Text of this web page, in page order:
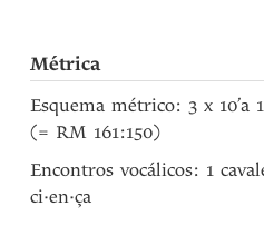
Métrica
Esquema métrico: 3 x 10’a
(= RM 161:150)
Encontros vocálicos: 1
ci·en·ça